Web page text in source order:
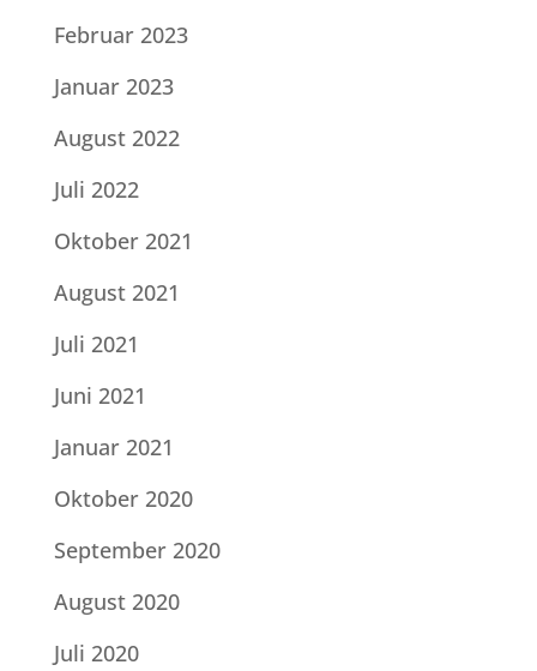
Februar 2023
Januar 2023
August 2022
Juli 2022
Oktober 2021
August 2021
Juli 2021
Juni 2021
Januar 2021
Oktober 2020
September 2020
August 2020
Juli 2020